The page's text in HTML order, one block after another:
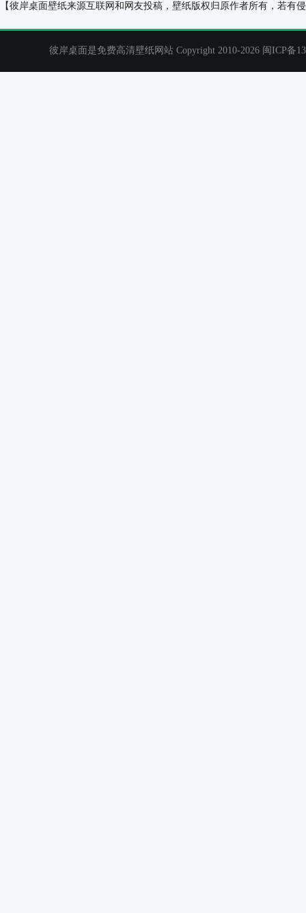
【彼岸桌面壁纸来源互联网和网友投稿，壁纸版权归原作者所有，若
彼岸桌面是免费高清壁纸网站 Copyright 2010-2026 闽ICP备